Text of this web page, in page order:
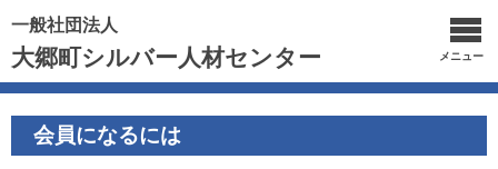
一般社団法人
大郷町シルバー人材センター メニュー
会員になるには